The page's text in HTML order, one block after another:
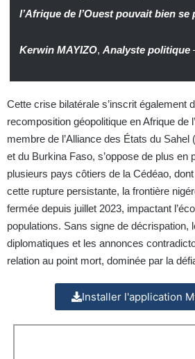
l’Afrique de l’Ouest pouvait bien se
Kerwin MAYIZO, Analyste politique
Cette crise bilatérale s’inscrit également
recomposition géopolitique en Afrique de
membre de l’Alliance des États du
et du Burkina Faso, s’oppose de plus en
plusieurs pays côtiers de la Cédéao,
cette rupture persistante, la frontière
fermée depuis juillet 2023, impactant
populations. Sans signe de décrispation,
diplomatiques et les annonces
relation au point mort, dominée par la
Installer l'application